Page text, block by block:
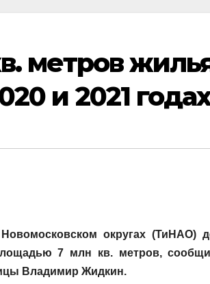
метров
и 2021
округах (ТиНАО)
7 млн кв. метров,
Владимир Жидкин.